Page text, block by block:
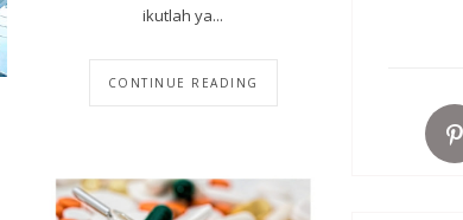
ikutlah ya...
CONTINUE READING